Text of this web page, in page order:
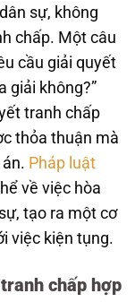
sự, không
chấp. Một câu
cầu giải quyết
giải không?”
tranh chấp
thỏa thuận mà
Pháp luật
về việc hòa
tạo ra một cơ
việc kiện tụng.
chấp hợp